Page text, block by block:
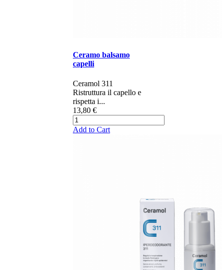
Ceramo balsamo
capelli
Ceramol 311 ​​​
Ristruttura il capello e
rispetta i...
13,80 €
Add to Cart